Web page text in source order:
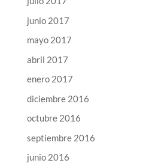
junio 2017
mayo 2017
abril 2017
enero 2017
diciembre 2016
octubre 2016
septiembre 2016
junio 2016